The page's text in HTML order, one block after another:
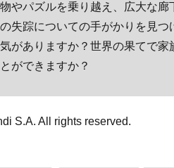
やパズルを乗り越え、広大な
失踪についての手がかりを見
がありますか？世界の果てで
ができますか？
S.A. All rights reserved.